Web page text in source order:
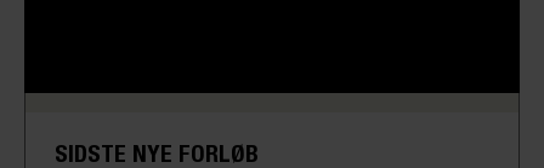
SIDSTE NYE FORLØB